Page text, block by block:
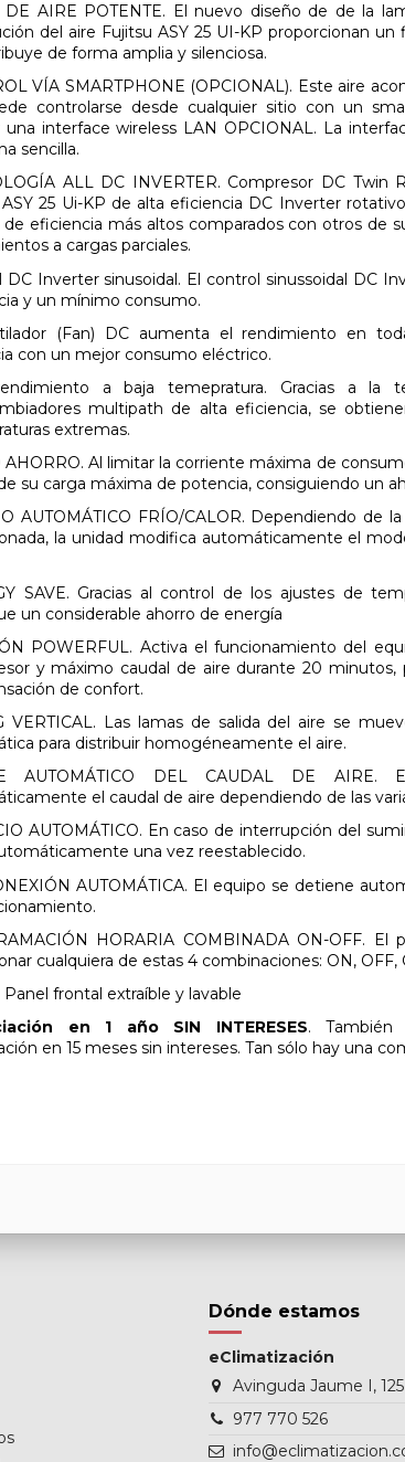
DE AIRE POTENTE. El nuevo diseño de de la
del aire Fujitsu ASY 25 UI-KP proporcionan
de forma amplia y silenciosa.
VÍA SMARTPHONE (OPCIONAL). Este aire
controlarse desde cualquier sitio con un
una interface wireless LAN OPCIONAL. La
sencilla.
ALL DC INVERTER. Compresor DC Twin
ASY 25 Ui-KP de alta eficiencia DC Inverter
de eficiencia más altos comparados con otros de
a cargas parciales.
DC Inverter sinusoidal. El control sinussoidal DC
y un mínimo consumo.
(Fan) DC aumenta el rendimiento en
con un mejor consumo eléctrico.
a baja temepratura. Gracias a
multipath de alta eficiencia, se
extremas.
AHORRO. Al limitar la corriente máxima de
su carga máxima de potencia, consiguiendo un
AUTOMÁTICO FRÍO/CALOR. Dependiendo de
la unidad modifica automáticamente el
SAVE. Gracias al control de los ajustes de
un considerable ahorro de energía
POWERFUL. Activa el funcionamiento del
y máximo caudal de aire durante 20 minutos,
de confort.
VERTICAL. Las lamas de salida del aire se
para distribuir homogéneamente el aire.
AUTOMÁTICO DEL CAUDAL DE AIRE.
el caudal de aire dependiendo de las
AUTOMÁTICO. En caso de interrupción del
una vez reestablecido.
AUTOMÁTICA. El equipo se detiene
HORARIA COMBINADA ON-OFF. El
cualquiera de estas 4 combinaciones: ON, OFF,
Panel frontal extraíble y lavable
en 1 año SIN INTERESES. También
en 15 meses sin intereses. Tan sólo hay una
Dónde estamos
eClimatización
Avinguda Jaume I,
977 770 526